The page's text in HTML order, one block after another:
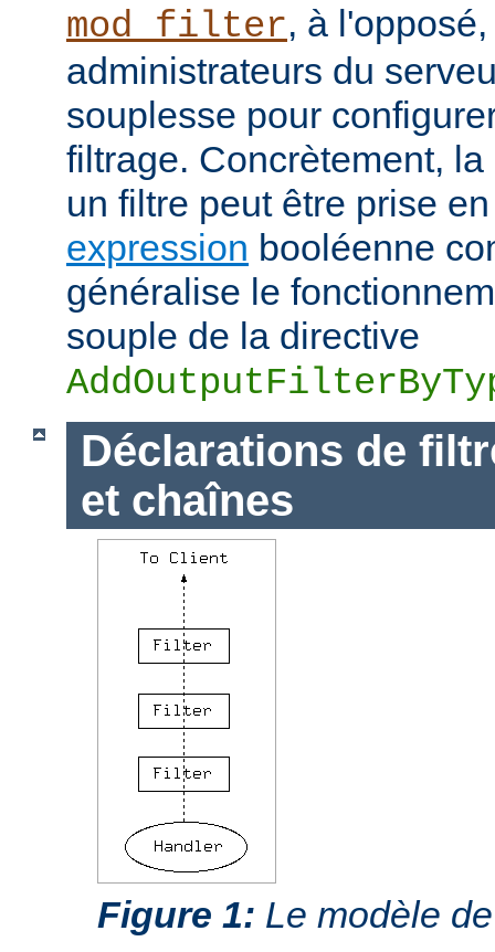
mod_filter, à
administrateurs du
souplesse pour
filtrage. Concrètement,
un filtre peut être prise
expression booléenne
généralise le
souple de la directive
Déclarations de
et chaînes
Figure 1: Le modèle